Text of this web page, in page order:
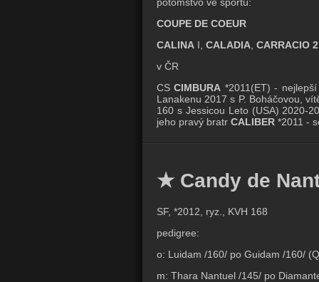
COUPE DE COEUR
CALINA I, CALADIA CARRACIO 2
v ČR
CS CIMBURA *2011(ET) -
Lanakenu 2017 s P. Boháčovou,
160 s Jessicou Leto (USA) 2020-
jeho pravý bratr CALIBER *2011 -
★ Candy de
SF, *2012, ryz., KVH 168
pedigree:
o: Luidam /160/ po Guidam /160/
m: Thara Nantuel /145/ po